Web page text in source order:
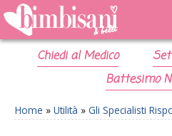
Chiedi al Medico
Battesimo
Home » Utilità » Gli Specialisti